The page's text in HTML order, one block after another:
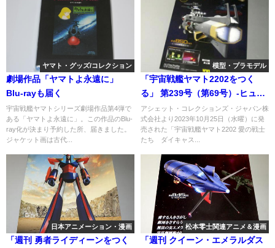
ヤマト・グッズ/コレクション
劇場作品「ヤマトよ永遠に」
Blu-rayも届く
宇宙戦艦ヤマトシリーズ劇場作品第4弾で
ある「ヤマトよ永遠に」。この作品のBlu-
ray化が決まり予約した所、届きました。
ジャケット画は古代...
模型・プラモデル
「宇宙戦艦ヤマト2202をつく
る」 第239号（第69号）-ヒュウ
ガ編
アシェット・コレクションズ・ジャパン株
式会社より2023年10月25日（水曜）に発
売された「宇宙戦艦ヤマト2202 愛の戦士
たち ダイキャス...
日本アニメーション・漫画
「週刊 勇者ライディーンをつく
松本零士関連アニメ＆漫画
「週刊 クイーン・エメラルダス